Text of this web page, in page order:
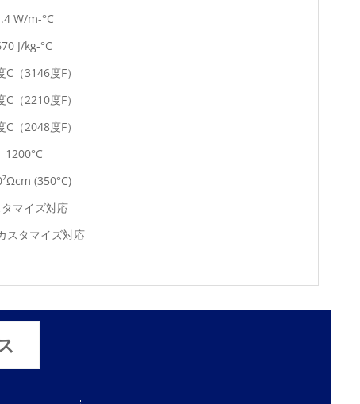
W/m-°C
J/kg-°C
C（3146度F）
C（2210度F）
C（2048度F）
1200°C
(350°C)
マイズ対応
スタマイズ対応